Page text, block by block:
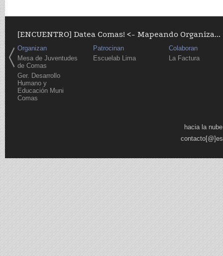
[ENCUENTRO] Datea Comas! <- Mapeando Organiza...
Organizan
Mesa de Juventudes
de Comas
Ger. Desarrollo
Humano y
Educación Muni
Comas
Patrocinan
Escuelab Lima
Colaboran
La Factura
hacia la